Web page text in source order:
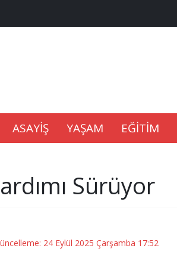
Geliyor
ASAYİŞ YAŞAM EĞİTİM
Sürüyor
24 Eylül 2025 Çarşamba 17:52